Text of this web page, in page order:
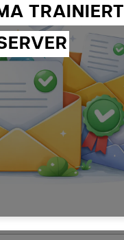
TRAINIERT